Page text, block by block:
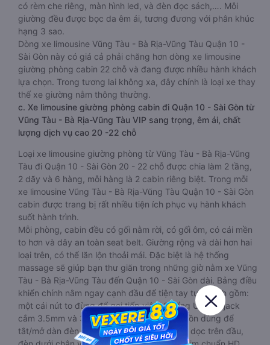
có rèm che riêng, màn hình led, và đèn đọc sách,…. Mỗi
giường đều được bọc da êm ái, tương đương với phân khúc
hạng 3 sao.
Dòng xe limousine Vũng Tàu - Bà Rịa-Vũng Tàu Quận 10 -
Sài Gòn này có giá cả phải chăng hơn dòng xe limousine
giường phòng cabin 22 chỗ và đang được nhiều hành khách
lựa chọn. Trong tương lai không xa, đây chính là loại xe thay
thế xe giường nằm thông thường.
c. Xe limousine giường phòng cabin đi Quận 10 - Sài Gòn từ
Vũng Tàu - Bà Rịa-Vũng Tàu VIP sang trọng, êm ái, chất
lượng dịch vụ cao 20 -22 chỗ
Loại xe limousine giường phòng từ Vũng Tàu - Bà Rịa-Vũng
Tàu đi Quận 10 - Sài Gòn 20 - 22 chỗ được chia làm 2 tầng,
2 dãy và 6 hàng, mỗi hàng là 2 cabin riêng biệt. Trong mỗi
xe limousine Vũng Tàu - Bà Rịa-Vũng Tàu Quận 10 - Sài Gòn
cabin được trang bị rất nhiều tiện ích phục vụ hành khách
suốt hành trình.
Mỗi phòng, cabin đều có gối nằm rời, có gối ôm, có cái mền
to hơn và dây an toàn seat belt. Giường rộng và dài hơn hai
loại trên, có thể lăn lộn thoải mái. Đặc biệt là hệ thống
massage sẽ giúp bạn thư giãn trong những giờ nằm xe Vũng
Tàu - Bà Rịa-Vũng Tàu đến Quận 10 - Sài Gòn dài. Bảng điều
khiển chính nằm ngay cạnh đầu để tiện tay tuỳ chỉnh gồm:
một cái nút to đùng để gọi tiếp viên, 2 cổng USB , 1 jack
cắm 3.5mm và 3 cái nút có biểu tượng nguồn dùng để
tắt/mở dàn đèn chính của buồng nằm chạy dọc trên đầu,